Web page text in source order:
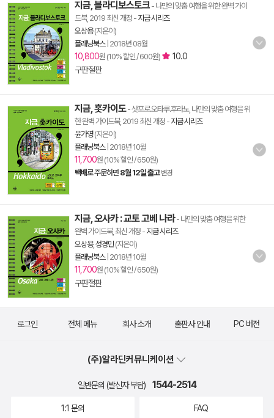
지금, 블라디보스토크 - 나만의 맞춤 여행을 위한 완벽 가이
드북, 2019 최신 개정 - 지금 시리즈
오상용(지은이)
플래닝북스| 2018년 08월
10,800원 (10% 할인 / 600원)
10.0
구판절판
지금, 홋카이도- 삿포로.오타루.후라노, 나만의 맞춤 여행을 위
한 완벽 가이드북, 2019 최신 개정 - 지금 시리즈
윤가영(지은이)
플래닝북스| 2018년 10월
11,700원 (10% 할인 / 650원)
택배로 주문하면 8월 12일 출고 변경
지금, 오사카 : 교토 고베 나라- 나만의 맞춤 여행을 위한
완벽 가이드북, 최신 개정 - 지금 시리즈
오상용,성경민(지은이)
플래닝북스| 2018년 10월
11,700원 (10% 할인 / 650원)
구판절판
로그인 전체 메뉴 회사 소개 출판사 안내 PC 버전
(주)알라딘커뮤니케이션
일반문의 (발신자 부담) 1544-2514
1:1 문의 FAQ